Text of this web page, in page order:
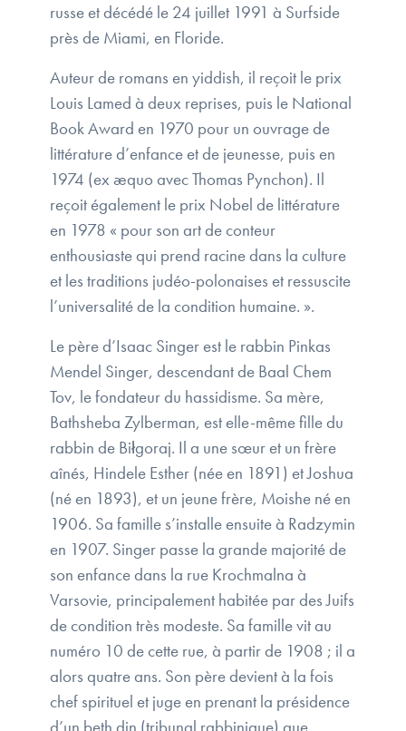
russe et décédé le 24 juillet 1991 à Surfside
près de Miami, en Floride.
Auteur de romans en yiddish, il reçoit le prix
Louis Lamed à deux reprises, puis le National
Book Award en 1970 pour un ouvrage de
littérature d’enfance et de jeunesse, puis en
1974 (ex æquo avec Thomas Pynchon). Il
reçoit également le prix Nobel de littérature
en 1978 « pour son art de conteur
enthousiaste qui prend racine dans la culture
et les traditions judéo-polonaises et ressuscite
l’universalité de la condition humaine. ».
Le père d’Isaac Singer est le rabbin Pinkas
Mendel Singer, descendant de Baal Chem
Tov, le fondateur du hassidisme. Sa mère,
Bathsheba Zylberman, est elle-même fille du
rabbin de Biłgoraj. Il a une sœur et un frère
aînés, Hindele Esther (née en 1891) et Joshua
(né en 1893), et un jeune frère, Moishe né en
1906. Sa famille s’installe ensuite à Radzymin
en 1907. Singer passe la grande majorité de
son enfance dans la rue Krochmalna à
Varsovie, principalement habitée par des Juifs
de condition très modeste. Sa famille vit au
numéro 10 de cette rue, à partir de 1908 ; il a
alors quatre ans. Son père devient à la fois
chef spirituel et juge en prenant la présidence